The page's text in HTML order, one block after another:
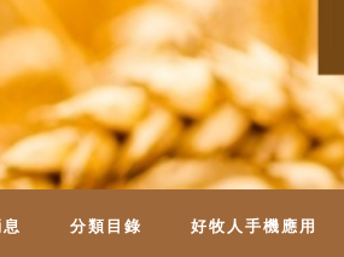
分類目錄 好牧人手機應用